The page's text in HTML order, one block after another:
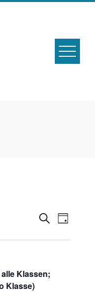
Suche
und
SucheTag
Klassen;
Klasse)